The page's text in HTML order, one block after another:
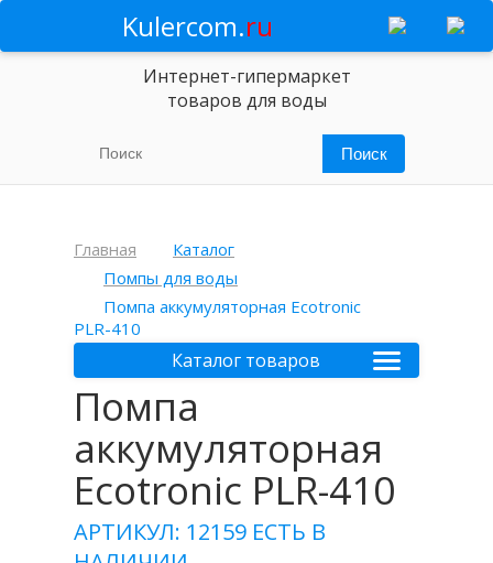
Kulercom.ru
Интернет-гипермаркет
товаров для воды
Главная
Каталог
Помпы для воды
Помпа аккумуляторная Ecotronic
PLR-410
Каталог товаров
Помпа
аккумуляторная
Ecotronic PLR-410
АРТИКУЛ: 12159 ЕСТЬ В